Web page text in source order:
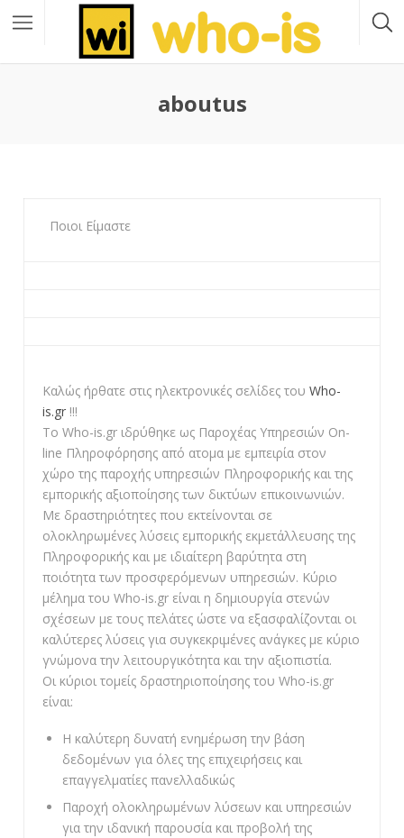
aboutus
Ποιοι Είμαστε
Καλώς ήρθατε στις ηλεκτρονικές σελίδες του Who-
is.gr !!!
Το Who-is.gr ιδρύθηκε ως Παροχέας Υπηρεσιών On-
line Πληροφόρησης από ατομα με εμπειρία στον
χώρο της παροχής υπηρεσιών Πληροφορικής και της
εμπορικής αξιοποίησης των δικτύων επικοινωνιών.
Με δραστηριότητες που εκτείνονται σε
ολοκληρωμένες λύσεις εμπορικής εκμετάλλευσης της
Πληροφορικής και με ιδιαίτερη βαρύτητα στη
ποιότητα των προσφερόμενων υπηρεσιών. Κύριο
μέλημα του Who-is.gr είναι η δημιουργία στενών
σχέσεων με τους πελάτες ώστε να εξασφαλίζονται οι
καλύτερες λύσεις για συγκεκριμένες ανάγκες με κύριο
γνώμονα την λειτουργικότητα και την αξιοπιστία.
Οι κύριοι τομείς δραστηριοποίησης του Who-is.gr
είναι:
Η καλύτερη δυνατή ενημέρωση την βάση
δεδομένων για όλες της επιχειρήσεις και
επαγγελματίες πανελλαδικώς
Παροχή ολοκληρωμένων λύσεων και υπηρεσιών
για την ιδανική παρουσία και προβολή της